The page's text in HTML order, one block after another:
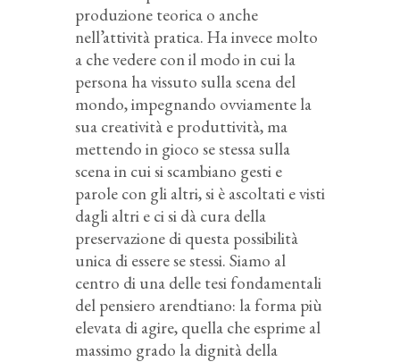
produzione teorica o anche
nell’attività pratica. Ha invece molto
a che vedere con il modo in cui la
persona ha vissuto sulla scena del
mondo, impegnando ovviamente la
sua creatività e produttività, ma
mettendo in gioco se stessa sulla
scena in cui si scambiano gesti e
parole con gli altri, si è ascoltati e visti
dagli altri e ci si dà cura della
preservazione di questa possibilità
unica di essere se stessi. Siamo al
centro di una delle tesi fondamentali
del pensiero arendtiano: la forma più
elevata di agire, quella che esprime al
massimo grado la dignità della